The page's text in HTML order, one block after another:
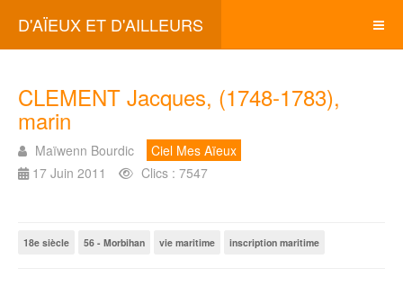
D'AÏEUX ET D'AILLEURS
CLEMENT Jacques, (1748-1783),
marin
Maïwenn Bourdic
Ciel Mes Aïeux
17 Juin 2011
Clics : 7547
18e siècle 56 - Morbihan vie maritime inscription maritime